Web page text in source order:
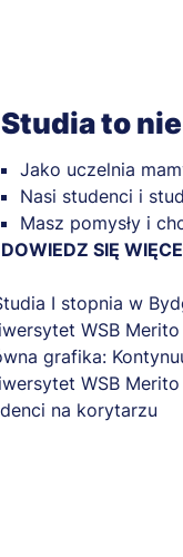
Studia to
Jako uczelnia
Nasi studenci i
Masz pomysły i
DOWIEDZ SIĘ